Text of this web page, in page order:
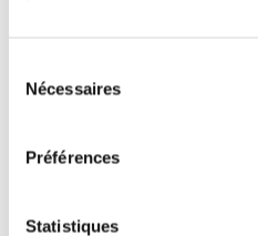
Nécessaires
Préférences
Statistiques